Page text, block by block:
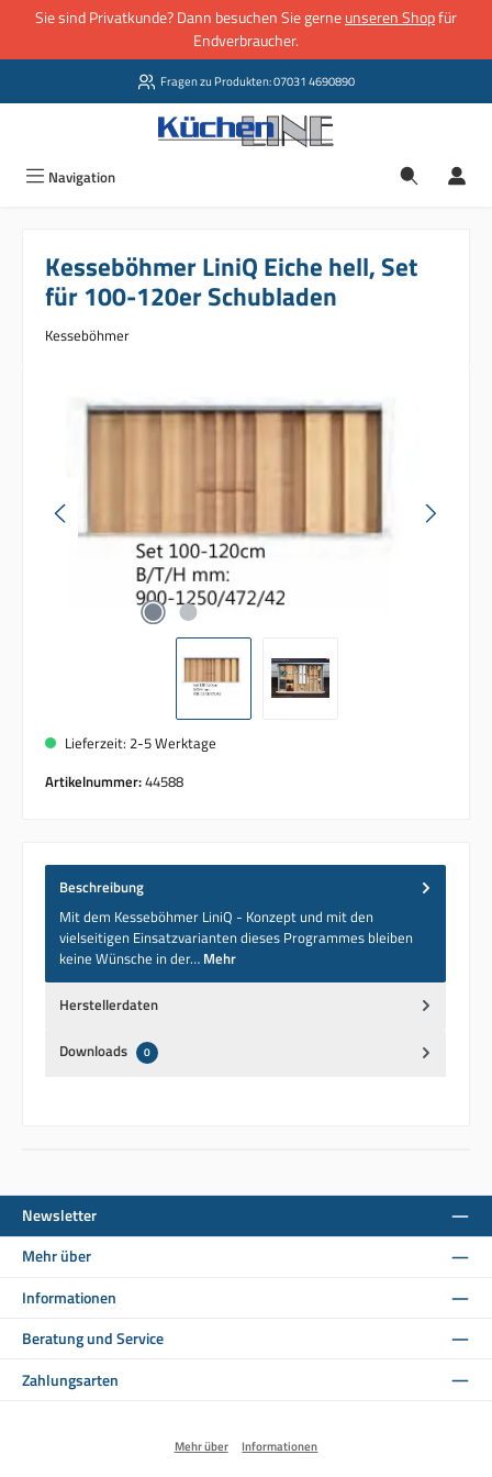
Zum Hauptinhalt springen
Sie sind Privatkunde? Dann besuchen Sie gerneunseren Shopfür
Endverbraucher.
Fragen zu Produkten: 07031 4690890
Navigation
Kesseböhmer LiniQ Eiche hell, Set
für 100-120er Schubladen
Kesseböhmer
Bildergalerie überspringen
Lieferzeit: 2-5 Werktage
Artikelnummer:44588
Beschreibung
Mit dem Kesseböhmer LiniQ - Konzept und mit den
vielseitigen Einsatzvarianten dieses Programmes bleiben
keine Wünsche in der… Mehr
Herstellerdaten
Downloads 0
Newsletter
Mehr über
Informationen
Beratung und Service
Zahlungsarten
Mehr über Informationen